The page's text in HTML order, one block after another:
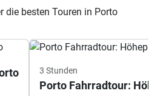
die besten Touren in Porto
3 Stunden
Porto Fahrradtour: